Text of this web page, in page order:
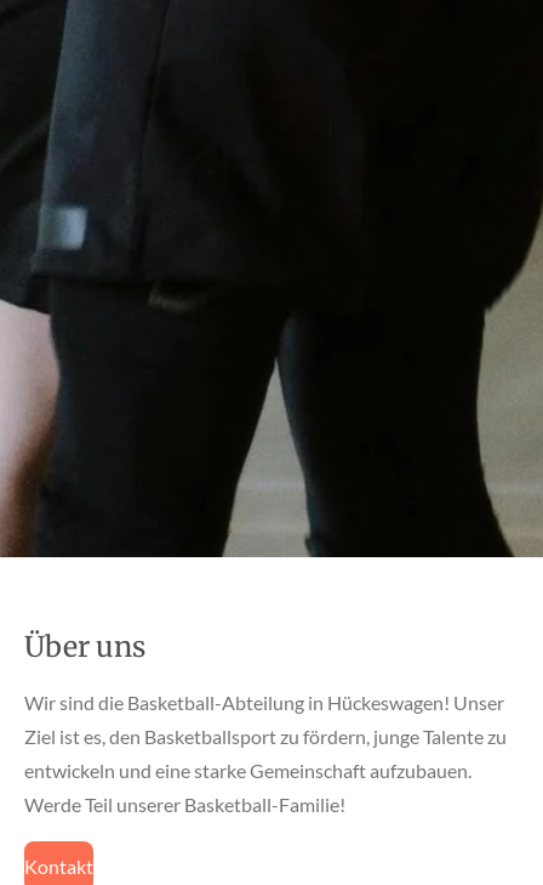
Über uns
Wir sind die Basketball-Abteilung in Hückeswagen! Unser
Ziel ist es, den Basketballsport zu fördern, junge Talente zu
entwickeln und eine starke Gemeinschaft aufzubauen.
Werde Teil unserer Basketball-Familie!
Kontakt